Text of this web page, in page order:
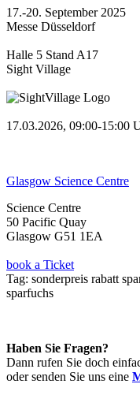
17.-20. September 2025
Messe Düsseldorf
Halle 5 Stand A17
Sight Village
17.03.2026, 09:00-15:00
Glasgow Science Centre
Science Centre
50 Pacific Quay
Glasgow G51 1EA
book a Ticket
Tag: sonderpreis rabatt
sparfuchs
Haben Sie Fragen?
Dann rufen Sie doch
oder senden Sie uns eine